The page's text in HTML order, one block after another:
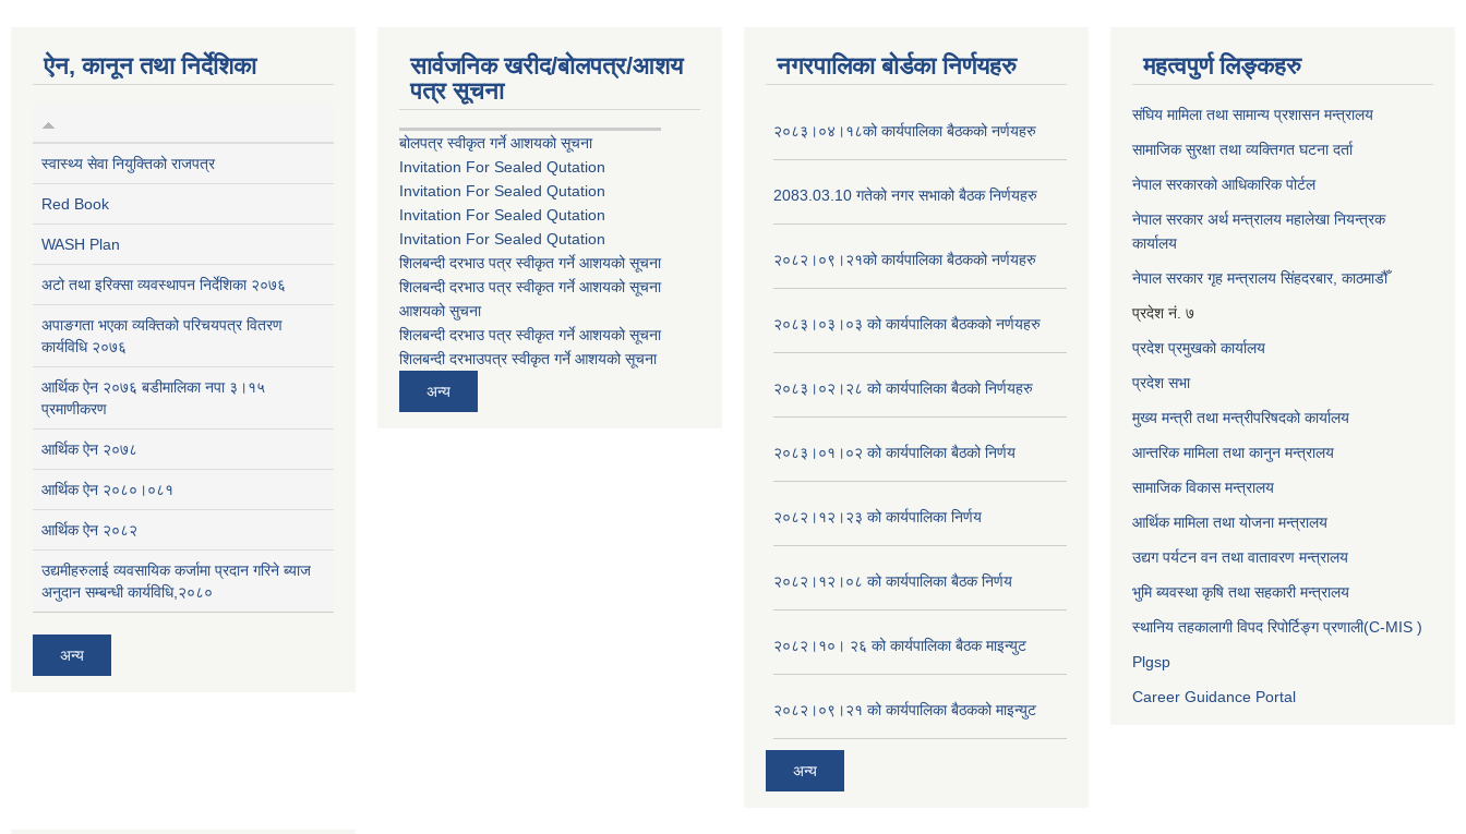
ऐन, कानून तथा निर्देशिका
स्वास्थ्य सेवा नियुक्तिको राजपत्र
Red Book
WASH Plan
अटो तथा इरिक्सा व्यवस्थापन निर्देशिका २०७६
अपाङगता भएका व्यक्तिको परिचयपत्र वितरण
कार्यविधि २०७६
आर्थिक ऐन २०७६ बडीमालिका नपा ३।१५
प्रमाणीकरण
आर्थिक ऐन २०७८
आर्थिक ऐन २०८०।०८१
आर्थिक ऐन २०८२
उद्यमीहरुलाई व्यवसायिक कर्जामा प्रदान गरिने ब्याज
अनुदान सम्बन्धी कार्यविधि,२०८०
अन्य
सार्वजनिक खरीद/बोलपत्र/आशय
पत्र सूचना
बोलपत्र स्वीकृत गर्ने आशयको सूचना
Invitation For Sealed Qutation
Invitation For Sealed Qutation
Invitation For Sealed Qutation
Invitation For Sealed Qutation
शिलबन्दी दरभाउ पत्र स्वीकृत गर्ने आशयको सूचना
शिलबन्दी दरभाउ पत्र स्वीकृत गर्ने आशयको सूचना
आशयको सुचना
शिलबन्दी दरभाउ पत्र स्वीकृत गर्ने आशयको सूचना
शिलबन्दी दरभाउपत्र स्वीकृत गर्ने आशयको सूचना
अन्य
नगरपालिका बोर्डका निर्णयहरु
२०८३।०४।१८को कार्यपालिका बैठकको नर्णयहरु
2083.03.10 गतेको नगर सभाको बैठक निर्णयहरु
२०८२।०९।२१को कार्यपालिका बैठकको नर्णयहरु
२०८३।०३।०३ को कार्यपालिका बैठकको नर्णयहरु
२०८३।०२।२८ को कार्यपालिका बैठको निर्णयहरु
२०८३।०१।०२ को कार्यपालिका बैठको निर्णय
२०८२।१२।२३ को कार्यपालिका निर्णय
२०८२।१२।०८ को कार्यपालिका बैठक निर्णय
२०८२।१०। २६ को कार्यपालिका बैठक माइन्युट
२०८२।०९।२१ को कार्यपालिका बैठकको माइन्युट
अन्य
महत्वपुर्ण लिङ्कहरु
संघिय मामिला तथा सामान्य प्रशासन मन्त्रालय
सामाजिक सुरक्षा तथा व्यक्तिगत घटना दर्ता
नेपाल सरकारको आधिकारिक पोर्टल
नेपाल सरकार अर्थ मन्त्रालय महालेखा नियन्त्रक
कार्यालय
नेपाल सरकार गृह मन्त्रालय सिंहदरबार, काठमाडौँ
प्रदेश नं. ७
प्रदेश प्रमुखको कार्यालय
प्रदेश सभा
मुख्य मन्त्री तथा मन्त्रीपरिषदको कार्यालय
आन्तरिक मामिला तथा कानुन मन्त्रालय
सामाजिक विकास मन्त्रालय
आर्थिक मामिला तथा योजना मन्त्रालय
उद्यग पर्यटन वन तथा वातावरण मन्त्रालय
भुमि ब्यवस्था कृषि तथा सहकारी मन्त्रालय
स्थानिय तहकालागी विपद रिपोर्टिङ्ग प्रणाली(C-MIS )
Plgsp
Career Guidance Portal